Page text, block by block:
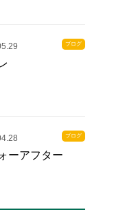
ブログ
ブログ
ーアフター